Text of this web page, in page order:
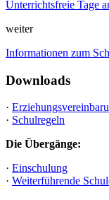
Unterrichtsfreie Tage
weiter
Informationen zum
Downloads
·
· Schulregeln
Die Übergänge:
· Einschulung
· Weiterführende